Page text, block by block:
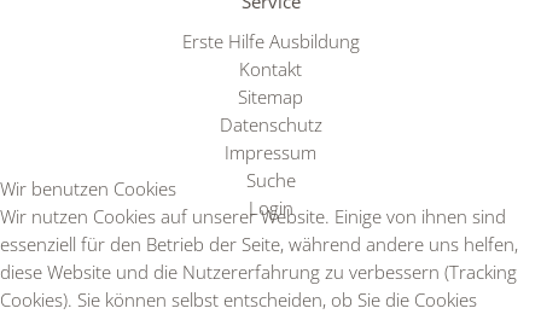
Erste Hilfe Ausbildung
Kontakt
Sitemap
Datenschutz
Impressum
Suche
Login
Wir benutzen Cookies
Wir nutzen Cookies auf unserer Website. Einige von ihnen sind
essenziell für den Betrieb der Seite, während andere uns helfen,
diese Website und die Nutzererfahrung zu verbessern (Tracking
Cookies). Sie können selbst entscheiden, ob Sie die Cookies